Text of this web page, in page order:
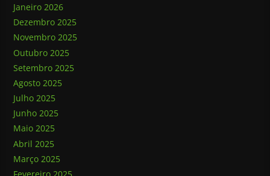
Janeiro 2026
Dezembro 2025
Novembro 2025
Outubro 2025
Setembro 2025
Agosto 2025
Julho 2025
Junho 2025
Maio 2025
Abril 2025
Março 2025